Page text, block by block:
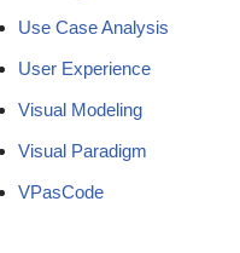
Use Case Analysis
User Experience
Visual Modeling
Visual Paradigm
VPasCode